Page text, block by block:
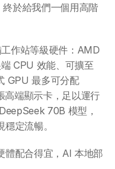
終於給我們一個用高階
作站等級硬件：AMD
CPU 效能、可擴至
GPU 最多可分配
高端顯示卡，足以運行
70B 模型，
定流暢。
體配合得宜，AI 本地部